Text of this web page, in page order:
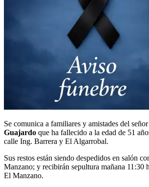
Se comunica a familiares y amistades del señor
Guajardo que ha fallecido a la edad de 51
calle Ing. Barrera y El Algarrobal.
Sus restos están siendo despedidos en salón
Manzano; y recibirán sepultura mañana 11:30
El Manzano.